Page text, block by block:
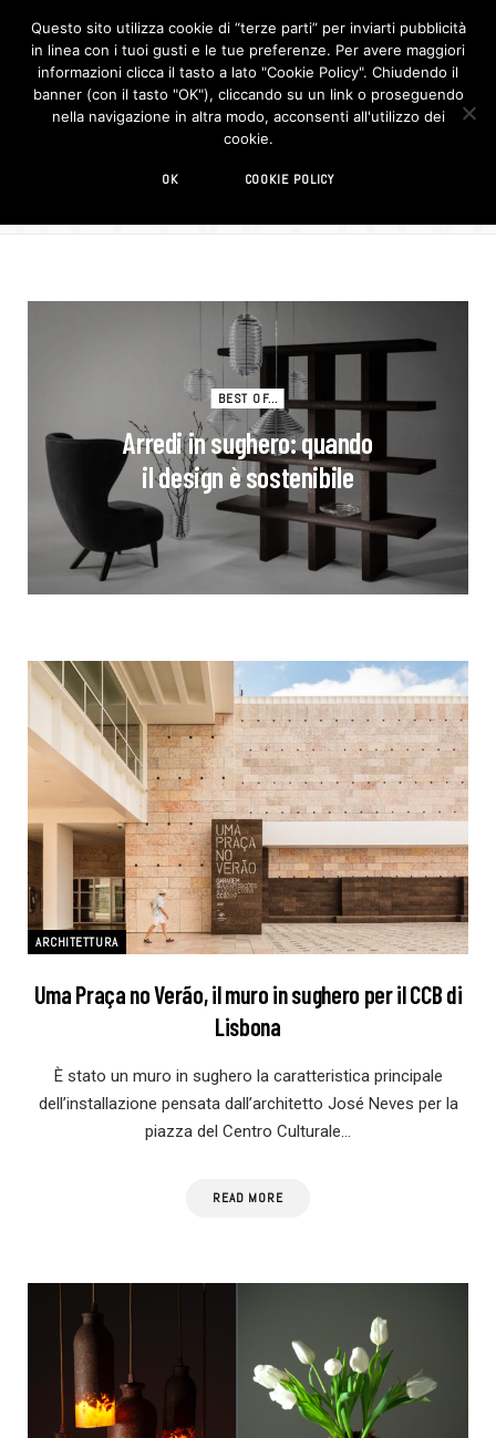
F
c
e
b
o
I
n
s
t
sughero
BEST OF...
Arredi in sughero: quando
il design è sostenibile
ARCHITETTURA
Uma Praça no Verão, il muro in sughero per il CCB di
Lisbona
È stato un muro in sughero la caratteristica principale
dell’installazione pensata dall’architetto José Neves per la
piazza del Centro Culturale…
READ MORE
Questo sito utilizza cookie di “terze parti” per inviarti pubblicità
in linea con i tuoi gusti e le tue preferenze. Per avere maggiori
informazioni clicca il tasto a lato "Cookie Policy". Chiudendo il
banner (con il tasto "OK"), cliccando su un link o proseguendo
nella navigazione in altra modo, acconsenti all'utilizzo dei
cookie.
OK COOKIE POLICY